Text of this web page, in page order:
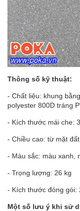
Thông số kỹ thuật:
- Chất liệu: khung
polyester 800D tráng
- Kích thước mái che:
- Chiều cao: từ mặt
- Màu sắc: màu xanh,
- Trọng lượng: 26 kg
- Kích thước đóng gói:
Một số lưu ý khi sử